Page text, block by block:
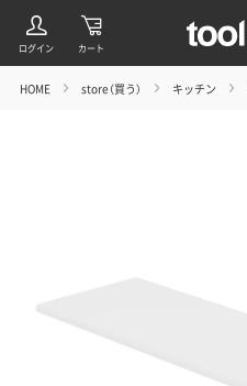
HOME store（買う） キッチン